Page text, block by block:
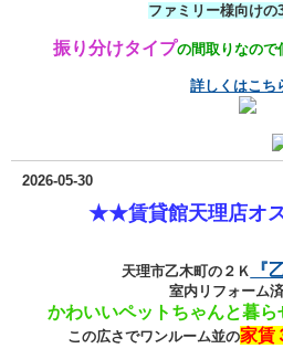
ファミリー様向けの
振り分けタイプの間取りなので
詳しくはこ
2026-05-30
★★賃貸館天理店オ
天理市乙木町の２Ｋ 『
室内リフォーム
かわいいペットちゃんと暮
この広さでワンルーム並の家賃